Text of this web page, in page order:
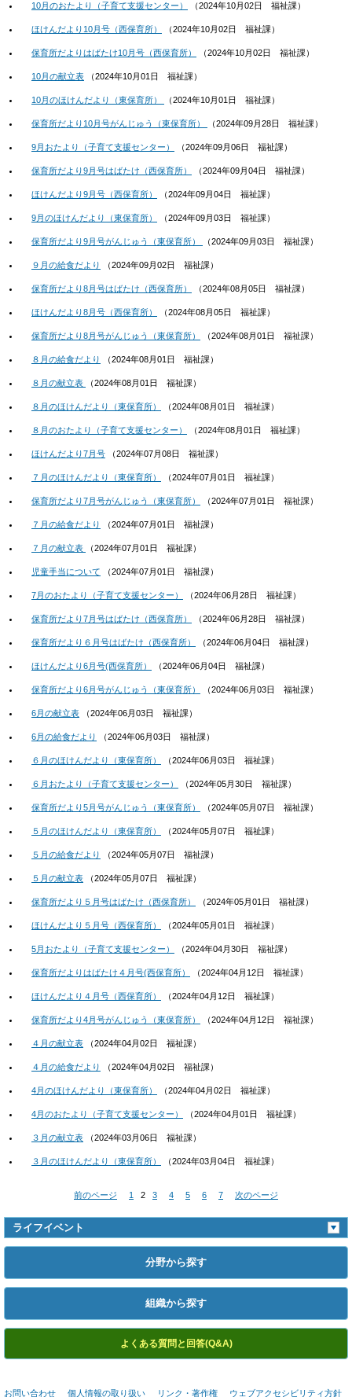
10月のおたより（子育て支援センター） （2024年10月02日 福祉課）
ほけんだより10月号（西保育所） （2024年10月02日 福祉課）
保育所だよりはばたけ10月号（西保育所） （2024年10月02日 福祉課）
10月の献立表 （2024年10月01日 福祉課）
10月のほけんだより（東保育所） （2024年10月01日 福祉課）
保育所だより10月号がんじゅう（東保育所） （2024年09月28日 福祉課）
9月おたより（子育て支援センター） （2024年09月06日 福祉課）
保育所だより9月号はばたけ（西保育所） （2024年09月04日 福祉課）
ほけんだより9月号（西保育所） （2024年09月04日 福祉課）
9月のほけんだより（東保育所） （2024年09月03日 福祉課）
保育所だより9月号がんじゅう（東保育所） （2024年09月03日 福祉課）
９月の給食だより （2024年09月02日 福祉課）
保育所だより8月号はばたけ（西保育所） （2024年08月05日 福祉課）
ほけんだより8月号（西保育所） （2024年08月05日 福祉課）
保育所だより8月号がんじゅう（東保育所） （2024年08月01日 福祉課）
８月の給食だより （2024年08月01日 福祉課）
８月の献立表 （2024年08月01日 福祉課）
８月のほけんだより（東保育所） （2024年08月01日 福祉課）
８月のおたより（子育て支援センター） （2024年08月01日 福祉課）
ほけんだより7月号 （2024年07月08日 福祉課）
７月のほけんだより（東保育所） （2024年07月01日 福祉課）
保育所だより7月号がんじゅう（東保育所） （2024年07月01日 福祉課）
７月の給食だより （2024年07月01日 福祉課）
７月の献立表 （2024年07月01日 福祉課）
児童手当について （2024年07月01日 福祉課）
7月のおたより（子育て支援センター） （2024年06月28日 福祉課）
保育所だより7月号はばたけ（西保育所） （2024年06月28日 福祉課）
保育所だより６月号はばたけ（西保育所） （2024年06月04日 福祉課）
ほけんだより6月号(西保育所） （2024年06月04日 福祉課）
保育所だより6月号がんじゅう（東保育所） （2024年06月03日 福祉課）
6月の献立表 （2024年06月03日 福祉課）
6月の給食だより （2024年06月03日 福祉課）
６月のほけんだより（東保育所） （2024年06月03日 福祉課）
６月おたより（子育て支援センター） （2024年05月30日 福祉課）
保育所だより5月号がんじゅう（東保育所） （2024年05月07日 福祉課）
５月のほけんだより（東保育所） （2024年05月07日 福祉課）
５月の給食だより （2024年05月07日 福祉課）
５月の献立表 （2024年05月07日 福祉課）
保育所だより５月号はばたけ（西保育所） （2024年05月01日 福祉課）
ほけんだより５月号（西保育所） （2024年05月01日 福祉課）
5月おたより（子育て支援センター） （2024年04月30日 福祉課）
保育所だよりはばたけ４月号(西保育所） （2024年04月12日 福祉課）
ほけんだより４月号（西保育所） （2024年04月12日 福祉課）
保育所だより4月号がんじゅう（東保育所） （2024年04月12日 福祉課）
４月の献立表 （2024年04月02日 福祉課）
４月の給食だより （2024年04月02日 福祉課）
4月のほけんだより（東保育所） （2024年04月02日 福祉課）
4月のおたより（子育て支援センター） （2024年04月01日 福祉課）
３月の献立表 （2024年03月06日 福祉課）
３月のほけんだより（東保育所） （2024年03月04日 福祉課）
前のページ 1 2 3 4 5 6 7 次のページ
ライフイベント
分野から探す
組織から探す
よくある質問と回答(Q&A)
お問い合わせ 個人情報の取り扱い リンク・著作権 ウェブアクセシビリティ方針